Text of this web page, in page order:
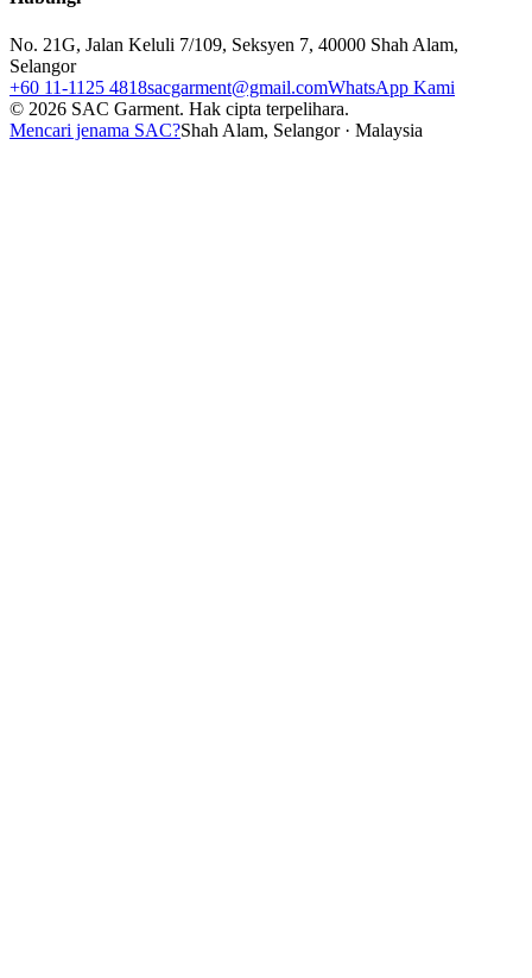
No. 21G, Jalan Keluli 7/109, Seksyen 7, 40000 Shah Alam,
Selangor
+60 11-1125 4818sacgarment@gmail.comWhatsApp Kami
© 2026 SAC Garment. Hak cipta terpelihara.
Mencari jenama SAC?Shah Alam, Selangor · Malaysia